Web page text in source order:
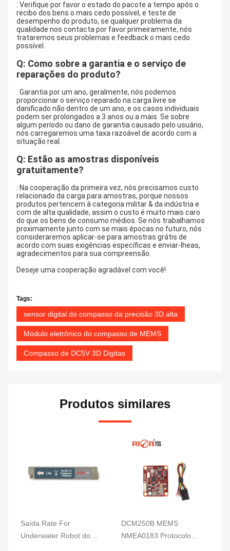
: Verifique por favor o estado do pacote a tempo após o
recibo dos bens o mais cedo possível, e teste de
desempenho do produto, se qualquer problema da
qualidade nos contacta por favor primeiramente, nós
trataremos seus problemas e feedback o mais cedo
possível.
Q: Como sobre a garantia e o serviço de
reparações do produto?
: Garantia por um ano, geralmente, nós podemos
proporcionar o serviço reparado na carga livre se
danificado não dentro de um ano, e os casos individuais
podem ser prolongados a 3 anos ou a mais. Se sobre
algum período ou dano de garantia causado pelo usuário,
nós carregaremos uma taxa razoável de acordo com a
situação real.
Q: Estão as amostras disponíveis
gratuitamente?
: Na cooperação da primeira vez, nós precisamos custo
relacionado da carga para amostras, porque nossos
produtos pertencem à categoria militar & da indústria e
com de alta qualidade, assim o custo é muito mais caro
do que os bens de consumo médios. Se nós trabalhamos
proximamente junto com se mais épocas no futuro, nós
consideraremos aplicar-se para amostras grátis de
acordo com suas exigências específicas e enviar-lheas,
agradecimentos para sua compreensão.
Deseje uma cooperação agradável com você!
Tags:
sensor digital do compasso da precisão 3D alta
Módulo eletrônico do compasso de MEMS
Compasso de DC5V 3D Digitas
Produtos similares
DCM250B MEMS
NMEA0183 Protocolo
Tecnologia análoga do
sensor RION MEMS do